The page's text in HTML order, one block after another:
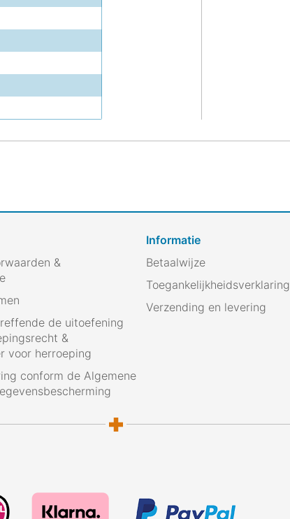
&
de uitoefening
&
voor herroeping
conform de Algemene
Informatie
Betaalwijze
Toegankelijkheidsverklaring
Verzending en levering